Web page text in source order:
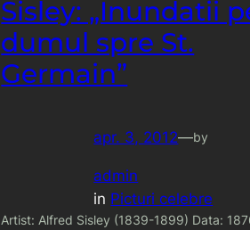
Sisley: „Inundatii
dumul spre St.
Germain”
apr. 3, 2012—by
admin
in Picturi celebre
Artist: Alfred Sisley (1839-1899) Data: